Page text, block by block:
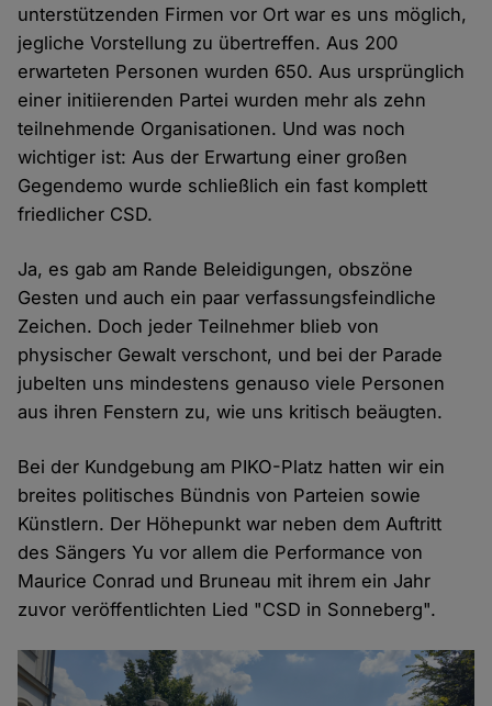
unterstützenden Firmen vor Ort war es uns möglich,
jegliche Vorstellung zu übertreffen. Aus 200
erwarteten Personen wurden 650. Aus ursprünglich
einer initiierenden Partei wurden mehr als zehn
teilnehmende Organisationen. Und was noch
wichtiger ist: Aus der Erwartung einer großen
Gegendemo wurde schließlich ein fast komplett
friedlicher CSD.
Ja, es gab am Rande Beleidigungen, obszöne
Gesten und auch ein paar verfassungsfeindliche
Zeichen. Doch jeder Teilnehmer blieb von
physischer Gewalt verschont, und bei der Parade
jubelten uns mindestens genauso viele Personen
aus ihren Fenstern zu, wie uns kritisch beäugten.
Bei der Kundgebung am PIKO-Platz hatten wir ein
breites politisches Bündnis von Parteien sowie
Künstlern. Der Höhepunkt war neben dem Auftritt
des Sängers Yu vor allem die Performance von
Maurice Conrad und Bruneau mit ihrem ein Jahr
zuvor veröffentlichten Lied "CSD in Sonneberg".